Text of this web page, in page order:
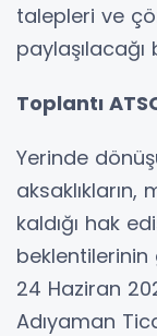
talepleri ve
paylaşılacağı
Toplantı
Yerinde
aksaklıkların,
kaldığı hak
24 Haziran
Adıyaman